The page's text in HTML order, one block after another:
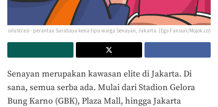
oilustrasi - perantau Surabaya kena tipu warga Senayan, Jakarta. (Ega Fansuri/Mojok.co)
Senayan merupakan kawasan elite di Jakarta. Di
sana, semua serba ada. Mulai dari Stadion Gelora
Bung Karno (GBK), Plaza Mall, hingga Jakarta